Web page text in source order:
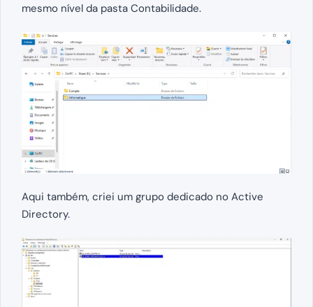
mesmo nível da pasta Contabilidade.
Aqui também, criei um grupo dedicado no Active
Directory.